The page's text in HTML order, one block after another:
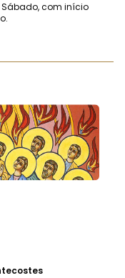
com início